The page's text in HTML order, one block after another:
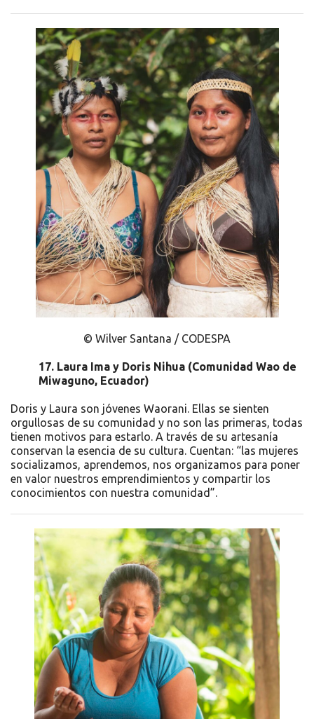
© Wilver Santana / CODESPA
17. Laura Ima y Doris Nihua (Comunidad Wao de
Miwaguno, Ecuador)
Doris y Laura son jóvenes Waorani. Ellas se sienten
orgullosas de su comunidad y no son las primeras, todas
tienen motivos para estarlo. A través de su artesanía
conservan la esencia de su cultura. Cuentan: “las mujeres
socializamos, aprendemos, nos organizamos para poner
en valor nuestros emprendimientos y compartir los
conocimientos con nuestra comunidad”.